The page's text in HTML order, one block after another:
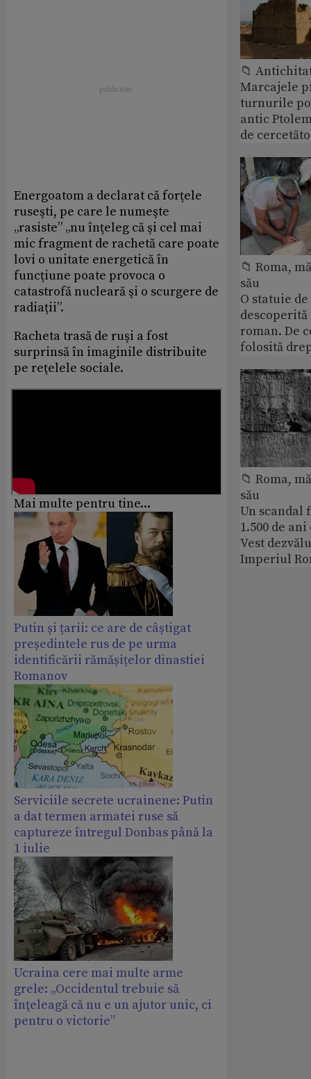
Energoatom a declarat că forţele
ruseşti, pe care le numeşte
„rasiste” „nu înţeleg că şi cel mai
mic fragment de rachetă care poate
lovi o unitate energetică în
funcţiune poate provoca o
catastrofă nucleară şi o scurgere de
radiaţii”.
Racheta trasă de ruşi a fost
surprinsă în imaginile distribuite
pe reţelele sociale.
Mai multe pentru tine...
Putin și țarii: ce are de câștigat
președintele rus de pe urma
identificării rămășițelor dinastiei
Romanov
Serviciile secrete ucrainene: Putin
a dat termen armatei ruse să
captureze întregul Donbas până la
1 iulie
Ucraina cere mai multe arme
grele: „Occidentul trebuie să
înţeleagă că nu e un ajutor unic, ci
pentru o victorie”
📁
Marcajele
turnurile
antic
de
📁 Roma,
său
O statuie
roman. De
folosită
📁 Roma,
său
Un scandal
1.500 de
Vest
Imperiul